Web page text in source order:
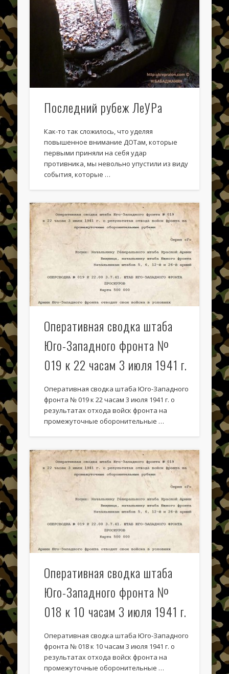
Очерки о Виннице
Публикации в СМИ
Структура и Система Обороны
Структура ЛеУРа
УРы на территории других государств
УРы на территории СССР
Экспедиции
Последний рубеж ЛеУРа
Как-то так сложилось, что уделяя
повышенное внимание ДОТам, которые
первыми приняли на себя удар
противника, мы невольно упустили из виду
события, которые …
Оперативная сводка штаба
Юго-Западного фронта №
019 к 22 часам 3 июля 1941 г.
Оперативная сводка штаба Юго-Западного
фронта № 019 к 22 часам 3 июля 1941 г. о
результатах отхода войск фронта на
промежуточные оборонительные …
Оперативная сводка штаба
Юго-Западного фронта №
018 к 10 часам 3 июля 1941 г.
Оперативная сводка штаба Юго-Западного
фронта № 018 к 10 часам 3 июля 1941 г. о
результатах отхода войск фронта на
промежуточные оборонительные …